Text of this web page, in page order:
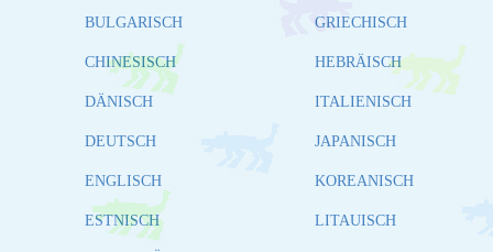
BULGARISCH
CHINESISCH
DÄNISCH
DEUTSCH
ENGLISCH
ESTNISCH
GRIECHISCH
HEBRÄISCH
ITALIENISCH
JAPANISCH
KOREANISCH
LITAUISCH